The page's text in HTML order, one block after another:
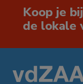
Koop je
de lokale